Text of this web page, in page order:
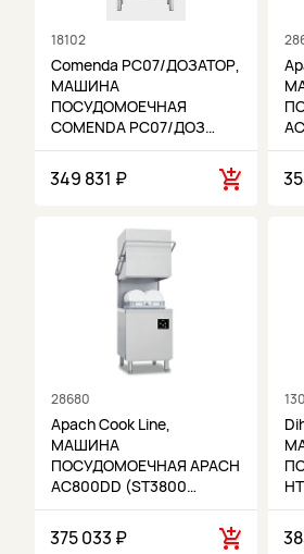
18102
Comenda PC07/ДОЗАТОР,
МАШИНА
ПОСУДОМОЕЧНАЯ
COMENDA PC07/ДОЗ…
349 831 ₽
28680
Apach Cook Line,
МАШИНА
ПОСУДОМОЕЧНАЯ APACH
AC800DD (ST3800…
375 033 ₽